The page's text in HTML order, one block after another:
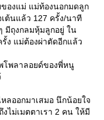
องแม่ แม่ท้องนอกมดลูก
ต้นแล้ว 127 ครั้ง/นาที
มีถุงกลมหุ้มลูกอยู่ ใน
ง แม่ต้องผ่าตัดอีกแล้ว
โพลาลอยด์ของพี่หนู
ออกมาเสมอ นึกน้อยใจ
ไม่เมตตาเรา 2 คน ให้มี